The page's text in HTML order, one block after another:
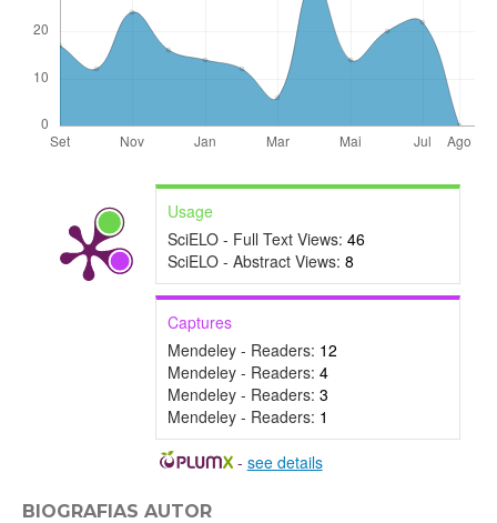
Usage
SciELO - Full Text Views: 46
SciELO - Abstract Views: 8
Captures
Mendeley - Readers: 12
Mendeley - Readers: 4
Mendeley - Readers: 3
Mendeley - Readers: 1
- see details
BIOGRAFIAS AUTOR